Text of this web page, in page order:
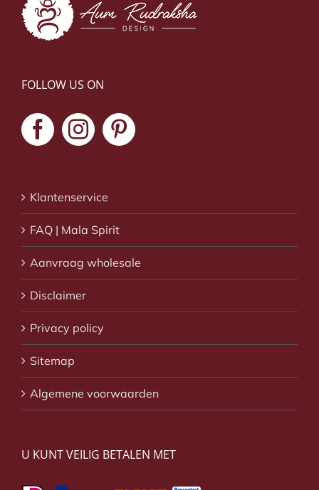
FOLLOW US ON
Klantenservice
FAQ | Mala Spirit
Aanvraag wholesale
Disclaimer
Privacy policy
Sitemap
Algemene voorwaarden
U KUNT VEILIG BETALEN MET